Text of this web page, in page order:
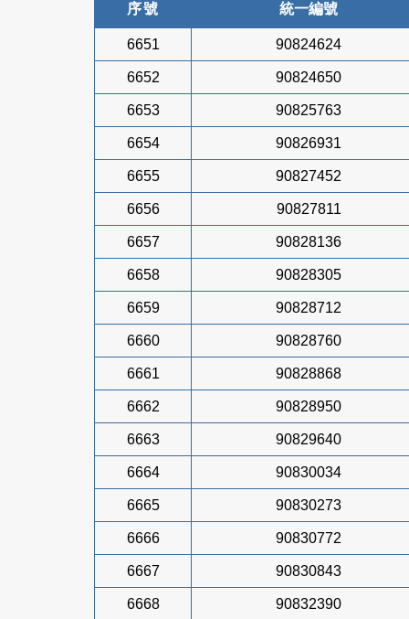
序號 統一編號
6651 90824624
6652 90824650
6653 90825763
6654 90826931
6655 90827452
6656 90827811
6657 90828136
6658 90828305
6659 90828712
6660 90828760
6661 90828868
6662 90828950
6663 90829640
6664 90830034
6665 90830273
6666 90830772
6667 90830843
6668 90832390